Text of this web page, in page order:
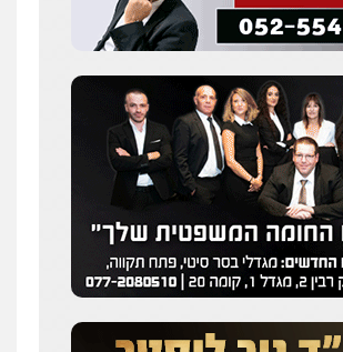
כלכלי עורכי דין לענייני אסירים
0525060666
גיא זהבי משרד עורכי דין
פלילי משפחה
503456449
פלילי מעצרים וחקירות
אסירים